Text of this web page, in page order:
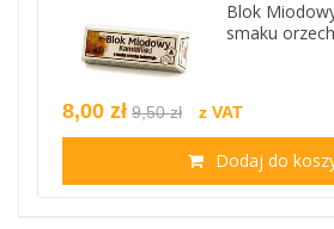
Blok
smaku
8,00 zł 9,50 zł z VAT
Dodaj do